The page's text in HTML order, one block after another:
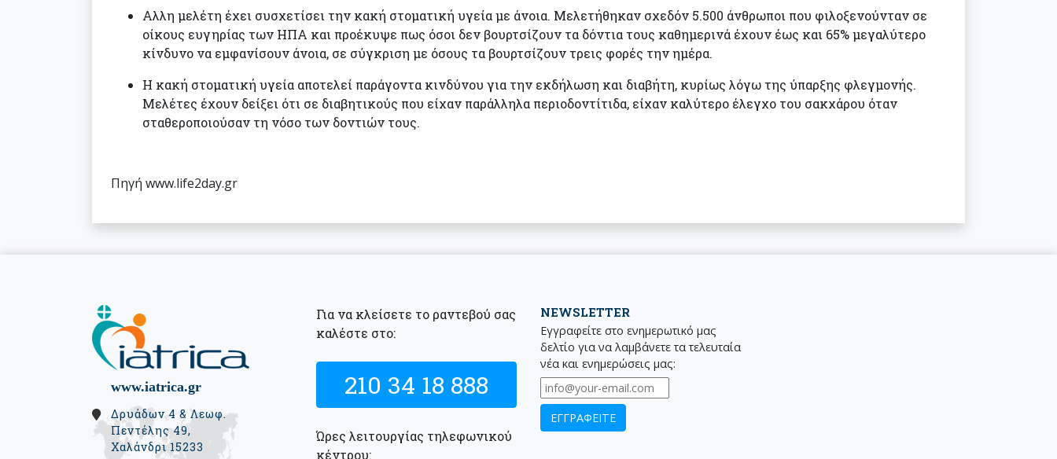
Αλλη μελέτη έχει συσχετίσει την κακή στοματική υγεία με άνοια. Μελετήθηκαν σχεδόν 5.500 άνθρωποι που φιλοξενούνταν σε
οίκους ευγηρίας των ΗΠΑ και προέκυψε πως όσοι δεν βουρτσίζουν τα δόντια τους καθημερινά έχουν έως και 65% μεγαλύτερο
κίνδυνο να εμφανίσουν άνοια, σε σύγκριση με όσους τα βουρτσίζουν τρεις φορές την ημέρα.
Η κακή στοματική υγεία αποτελεί παράγοντα κινδύνου για την εκδήλωση και διαβήτη, κυρίως λόγω της ύπαρξης φλεγμονής.
Μελέτες έχουν δείξει ότι σε διαβητικούς που είχαν παράλληλα περιοδοντίτιδα, είχαν καλύτερο έλεγχο του σακχάρου όταν
σταθεροποιούσαν τη νόσο των δοντιών τους.
Πηγή www.life2day.gr
www.iatrica.gr
Δρυάδων 4 & Λεωφ.
Πεντέλης 49,
Χαλάνδρι 15233
Για να κλείσετε το ραντεβού σας
καλέστε στο:
210 34 18 888
Ώρες λειτουργίας τηλεφωνικού
κέντρου:
NEWSLETTER
Εγγραφείτε στο ενημερωτικό μας
δελτίο για να λαμβάνετε τα τελευταία
νέα και ενημερώσεις μας: